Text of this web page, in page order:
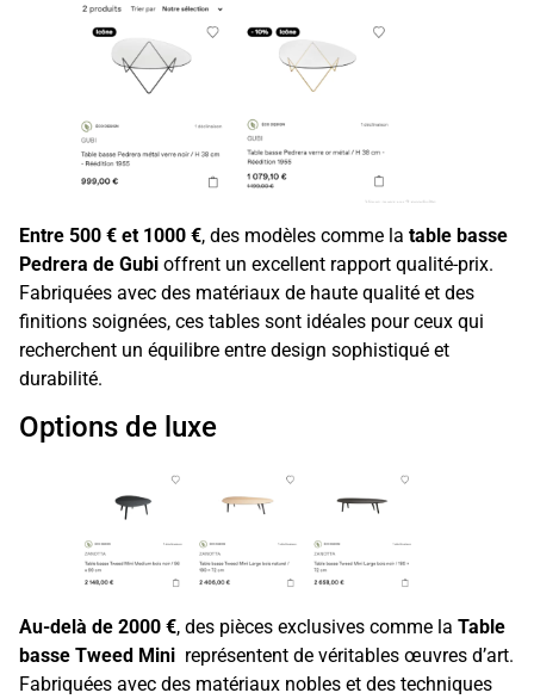
Entre 500 € et 1000 €, des modèles comme la table basse
Pedrera de Gubi offrent un excellent rapport qualité-prix.
Fabriquées avec des matériaux de haute qualité et des
finitions soignées, ces tables sont idéales pour ceux qui
recherchent un équilibre entre design sophistiqué et
durabilité.
Options de luxe
Au-delà de 2000 €, des pièces exclusives comme la Table
basse Tweed Mini représentent de véritables œuvres d’art.
Fabriquées avec des matériaux nobles et des techniques